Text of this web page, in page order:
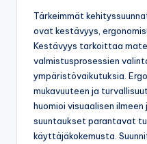
Tärkeimmät
ovat kestävyys,
Kestävyys tarkoittaa
valmistusprosessien
ympäristövaikutuksia.
mukavuuteen ja
huomioi visuaalisen ilmeen
suuntaukset parantavat
käyttäjäkokemusta.